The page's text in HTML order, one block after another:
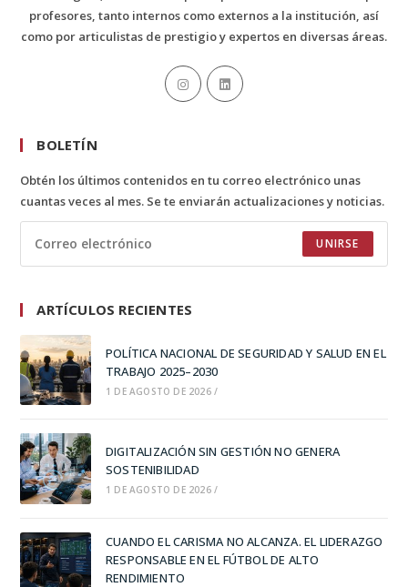
profesores, tanto internos como externos a la institución, así
como por articulistas de prestigio y expertos en diversas áreas.
BOLETÍN
Obtén los últimos contenidos en tu correo electrónico unas
cuantas veces al mes. Se te enviarán actualizaciones y noticias.
UNIRSE
ARTÍCULOS RECIENTES
POLÍTICA NACIONAL DE SEGURIDAD Y SALUD EN EL
TRABAJO 2025–2030
1 DE AGOSTO DE 2026 /
DIGITALIZACIÓN SIN GESTIÓN NO GENERA
SOSTENIBILIDAD
1 DE AGOSTO DE 2026 /
CUANDO EL CARISMA NO ALCANZA. EL LIDERAZGO
RESPONSABLE EN EL FÚTBOL DE ALTO
RENDIMIENTO